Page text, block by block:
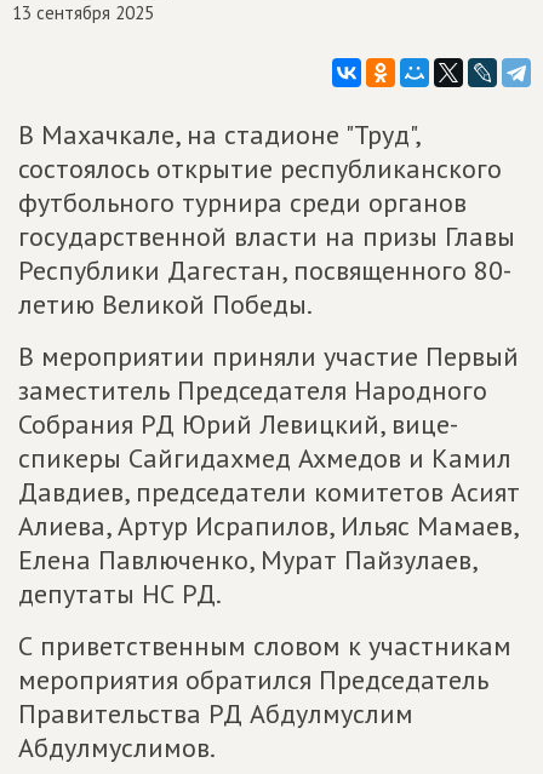
13 сентября 2025
В Махачкале, на стадионе "Труд",
состоялось открытие республиканского
футбольного турнира среди органов
государственной власти на призы Главы
Республики Дагестан, посвященного 80-
летию Великой Победы.
В мероприятии приняли участие Первый
заместитель Председателя Народного
Собрания РД Юрий Левицкий, вице-
спикеры Сайгидахмед Ахмедов и Камил
Давдиев, председатели комитетов Асият
Алиева, Артур Исрапилов, Ильяс Мамаев,
Елена Павлюченко, Мурат Пайзулаев,
депутаты НС РД.
С приветственным словом к участникам
мероприятия обратился Председатель
Правительства РД Абдулмуслим
Абдулмуслимов.